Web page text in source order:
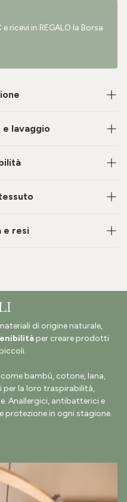
ricevi in REGALO la Borsa
e lavaggio
e resi
di origine naturale,
per creare prodotti
come bambù, cotone, lana,
per la loro traspirabilità,
Anallergici, antibatterici e
in ogni stagione.